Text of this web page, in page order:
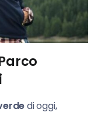
di oggi,